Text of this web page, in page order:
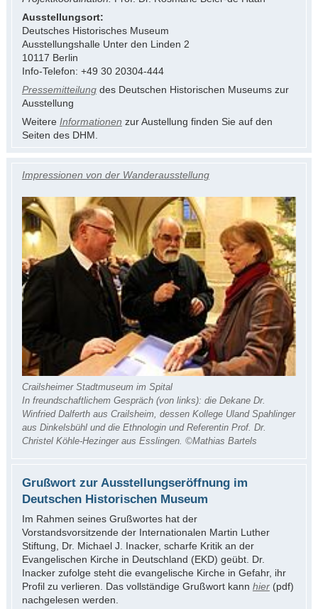
Ausstellungsort:
Deutsches Historisches Museum
Ausstellungshalle Unter den Linden 2
10117 Berlin
Info-Telefon: +49 30 20304-444
Pressemitteilungdes Deutschen Historischen Museums zur
Ausstellung
Weitere Informationen zur Austellung finden Sie auf den
Seiten des DHM.
Impressionen von der Wanderausstellung
Crailsheimer Stadtmuseum im Spital
In freundschaftlichem Gespräch (von links): die Dekane Dr.
Winfried Dalferth aus Crailsheim, dessen Kollege Uland Spahlinger
aus Dinkelsbühl und die Ethnologin und Referentin Prof. Dr.
Christel Köhle-Hezinger aus Esslingen. ©Mathias Bartels
Grußwort zur Ausstellungseröffnung im
Deutschen Historischen Museum
Im Rahmen seines Grußwortes hat der
Vorstandsvorsitzende der Internationalen Martin Luther
Stiftung, Dr. Michael J. Inacker, scharfe Kritik an der
Evangelischen Kirche in Deutschland (EKD) geübt. Dr.
Inacker zufolge steht die evangelische Kirche in Gefahr, ihr
Profil zu verlieren. Das vollständige Grußwort kann hier(pdf)
nachgelesen werden.